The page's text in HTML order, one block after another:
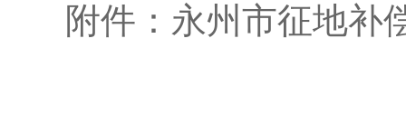
附件：永州市征地补